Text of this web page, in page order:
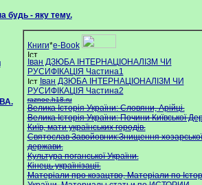
будь - яку тему.
Книги*e-Book
Іван ДЗЮБА ІНТЕРНАЦІОНАЛІЗМ ЧИ
РУСИФІКАЦІЯ Частина1
Іван ДЗЮБА ІНТЕРНАЦІОНАЛІЗМ ЧИ
РУСИФІКАЦІЯ Частина2
raznoe.h18.ru
Велика Історія України: Словяни, Арійці.
Велика Історія України: Почини Київської
Київ, мати українських городів.
Святослав Завойовник:Знищення хозарської
держави.
Культура поганської України.
Кінець українізації.
Матеріали про козацтво, Матеріали по